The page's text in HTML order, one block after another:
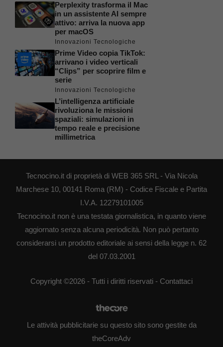
Perplexity trasforma il Mac
in un assistente AI sempre
attivo: arriva la nuova app
per macOS
Innovazioni Tecnologiche
Prime Video copia TikTok:
arrivano i video verticali
“Clips” per scoprire film e
serie
Innovazioni Tecnologiche
L’intelligenza artificiale
rivoluziona le missioni
spaziali: simulazioni in
tempo reale e precisione
millimetrica
Tecnocino.it di proprietà di WEB 365 SRL - Via Nicola
Marchese 10, 00141 Roma (RM) - Codice Fiscale e Partita
I.V.A. 12279101005
Tecnocino.it non è una testata giornalistica, in quanto viene
aggiornato senza alcuna periodicità. Non può pertanto
considerarsi un prodotto editoriale ai sensi della legge n. 62
del 07.03.2001
Copyright ©2026 - Tutti i diritti riservati - Contattaci
Le attività pubblicitarie su questo sito sono gestite da
theCoreAdv